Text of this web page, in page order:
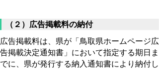
（２）広告掲載料の納付
広告掲載料は、県が「鳥取県ホームページ広
告掲載決定通知書」において指定する期日ま
でに、県が発行する納入通知書により納付し